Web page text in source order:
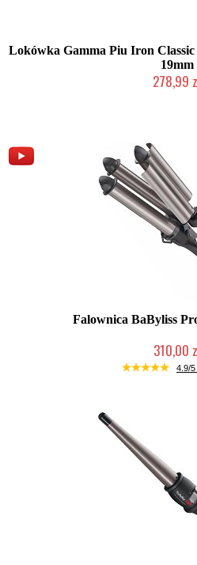
Lokówka Gamma Piu Iron Classic
19mm
278,99
Falownica BaByliss
310,00
Chwilowo 4.9/5